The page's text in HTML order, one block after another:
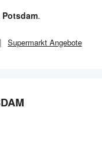
.
Supermarkt Angebote